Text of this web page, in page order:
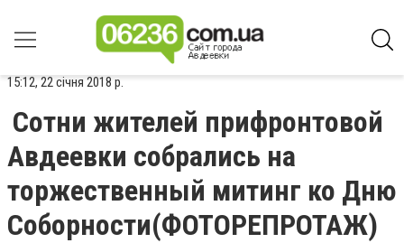
15:12, 22 січня 2018 р.
Сотни жителей прифронтовой
Авдеевки собрались на
торжественный митинг ко Дню
Соборности(ФОТОРЕПРОТАЖ)